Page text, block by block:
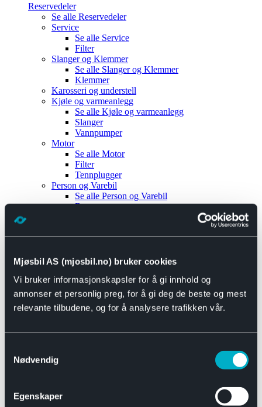
Mjøsbil AS (mjosbil.no) bruker cookies
Vi bruker informasjonskapsler for å gi innhold og
annonser et personlig preg, for å gi deg de beste og mest
relevante tilbudene, og for å analysere trafikken vår.
Nødvendig
Egenskaper
Reservedeler
Se alle Reservedeler
Service
Se alle Service
Filter
Slanger og Klemmer
Se alle Slanger og Klemmer
Klemmer
Karosseri og understell
Kjøle og varmeanlegg
Se alle Kjøle og varmeanlegg
Slanger
Vannpumper
Motor
Se alle Motor
Filter
Tennplugger
Person og Varebil
Se alle Person og Varebil
Brems
Motor og drivverk
Se alle Universal
Bremsedeler
Se alle Bremsedeler
Bremsenippler
Drivline og motor
Se alle Drivline og motor
Eksosanlegg